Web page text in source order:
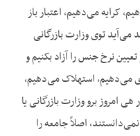
کرایه می‌دهیم، اعتبار باز
می‌آید توی وزارت بازرگانی
نرخ جنس را آزاد بکنیم و
می‌دهیم، استهلاک می‌دهیم،
امروز برو وزارت بازرگانی یا
اصلاً جامعه را